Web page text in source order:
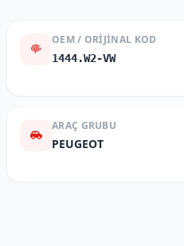
OEM / ORIJINAL KOD
1444.W2-VW
ARAÇ GRUBU
PEUGEOT